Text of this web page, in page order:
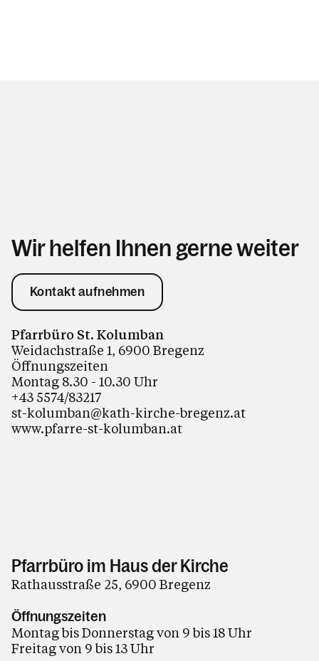
Wir helfen Ihnen gerne weiter
Kontakt aufnehmen
Pfarrbüro St. Kolumban
Weidachstraße 1, 6900 Bregenz
Öffnungszeiten
Montag 8.30 - 10.30 Uhr
+43 5574/83217
st-kolumban@kath-kirche-bregenz.at
www.pfarre-st-kolumban.at
Pfarrbüro im Haus der Kirche
Rathausstraße 25, 6900 Bregenz
Öffnungszeiten
Montag bis Donnerstag von 9 bis 18 Uhr
Freitag von 9 bis 13 Uhr